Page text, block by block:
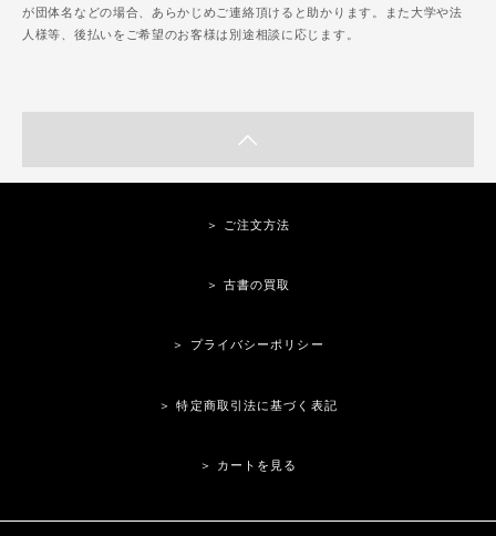
が団体名などの場合、あらかじめご連絡頂けると助かります。また大学や法
人様等、後払いをご希望のお客様は別途相談に応じます。
＞ ご注文方法
＞ 古書の買取
＞ プライバシーポリシー
＞ 特定商取引法に基づく表記
＞ カートを見る